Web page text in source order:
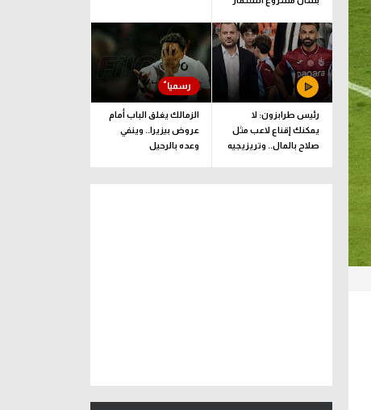
رئيس طرابزون: لا
يمكنك إقناع لاعب مثل
صلاح بالمال.. وتريزيجيه
الزمالك يغلق الباب أمام
عروض بيزيرا.. وينفي
وعده بالرحيل